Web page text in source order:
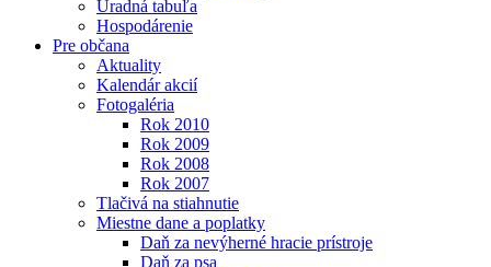
Úradná tabuľa
Hospodárenie
Pre občana
Aktuality
Kalendár akcií
Fotogaléria
Rok 2010
Rok 2009
Rok 2008
Rok 2007
Tlačivá na stiahnutie
Miestne dane a poplatky
Daň za nevýherné hracie prístroje
Daň za psa